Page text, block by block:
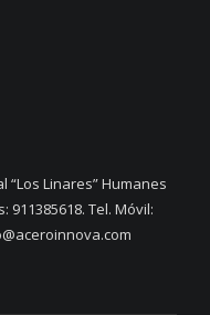
“Los Linares” Humanes
911385618. Tel. Móvil: